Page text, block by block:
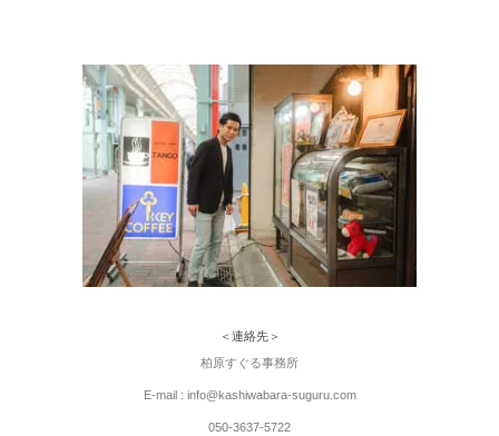
＜連絡先＞
柏原すぐる事務所
E-mail : info@kashiwabara-suguru.com
050-3637-5722